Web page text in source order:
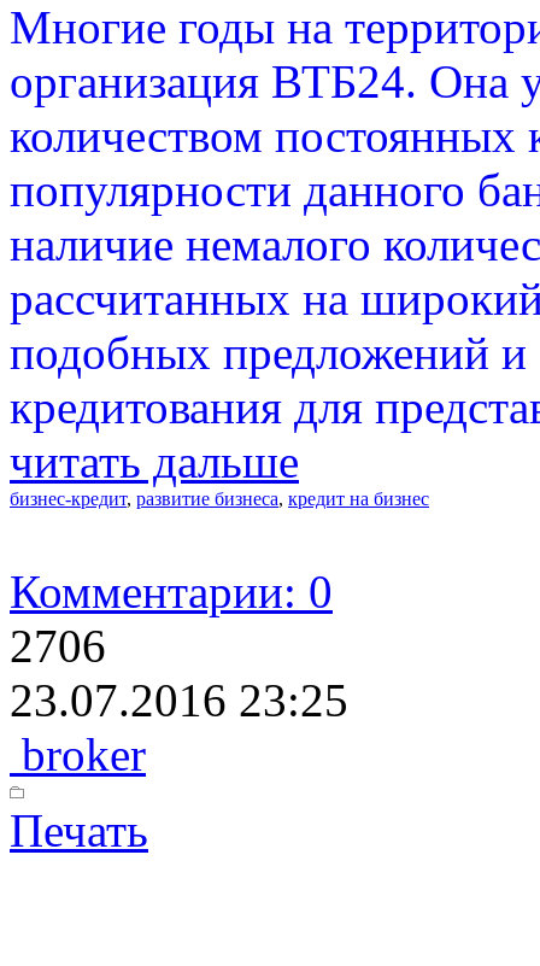
Многие годы на
организация ВТБ24. Она
количеством
популярности данного
наличие немалого
рассчитанных на
подобных предложений
кредитования для
читать дальше
бизнес-кредит, развитие бизнеса, кредит на бизнес
Комментарии: 0
2706
23.07.2016 23:25
broker
Печать